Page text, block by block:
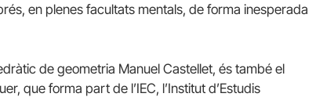
en plenes facultats mentals, de forma inesperada
de geometria Manuel Castellet, és també el
que forma part de l’IEC, l’Institut d’Estudis